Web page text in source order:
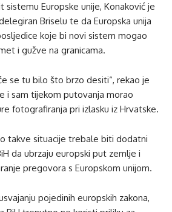
sistemu Europske unije, Konaković je
Briselu te da Europska unija
koje bi novi sistem mogao
i gužve na granicama.
se tu bilo što brzo desiti“, rekao je
i sam tijekom putovanja morao
fotografiranja pri izlasku iz Hrvatske.
takve situacije trebale biti dodatni
da ubrzaju europski put zemlje i
pregovora s Europskom unijom.
pojedinih europskih zakona,